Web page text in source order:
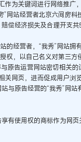
作为关键词进行网络推
”网站经营者北京六间房
偿经济损失及合理开支
的经营者，“我秀”网站
权，以自己名义对第三
与原告运营网站密切相关
关网页，进而促成用户
与原告经营的“我秀”网
有使用权的商标作为网